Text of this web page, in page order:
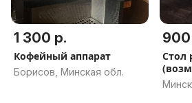
1 300 р.
Кофейный аппарат
Борисов, Минская обл.
900
Стол